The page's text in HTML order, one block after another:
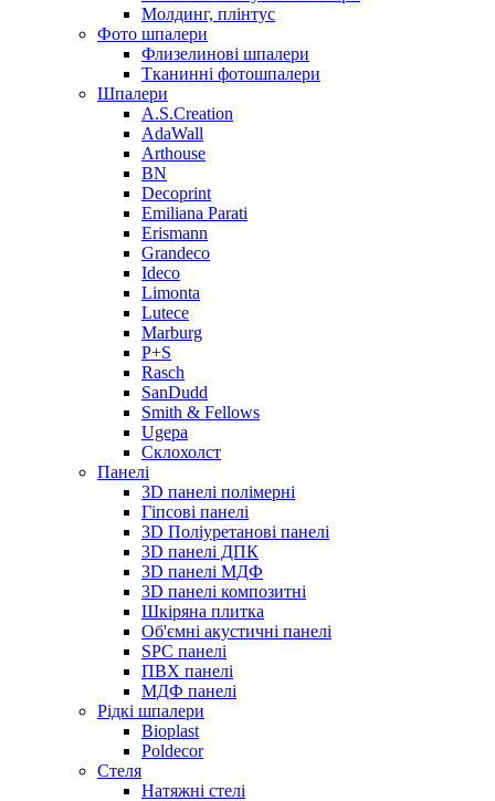
Молдинг, плінтус
Фото шпалери
Флизелинові шпалери
Тканинні фотошпалери
Шпалери
A.S.Creation
AdaWall
Arthouse
BN
Decoprint
Emiliana Parati
Erismann
Grandeco
Ideco
Limonta
Lutece
Marburg
P+S
Rasch
SanDudd
Smith & Fellows
Ugepa
Склохолст
Панелі
3D панелі полімерні
Гіпсові панелі
3D Поліуретанові панелі
3D панелі ДПК
3D панелі МДФ
3D панелі композитні
Шкіряна плитка
Об'ємні акустичні панелі
SPC панелі
ПВХ панелі
МДФ панелі
Рідкі шпалери
Bioplast
Poldecor
Стеля
Натяжні стелі